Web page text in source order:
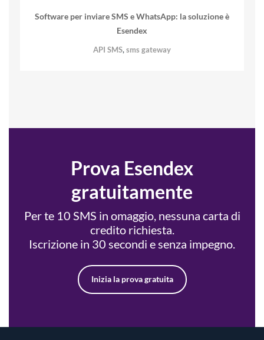
Software per inviare SMS e WhatsApp: la soluzione è
Esendex
API SMS,sms gateway
Prova Esendex
gratuitamente
Per te 10 SMS in omaggio, nessuna carta di
credito richiesta.
Iscrizione in 30 secondi e senza impegno.
Inizia la prova gratuita